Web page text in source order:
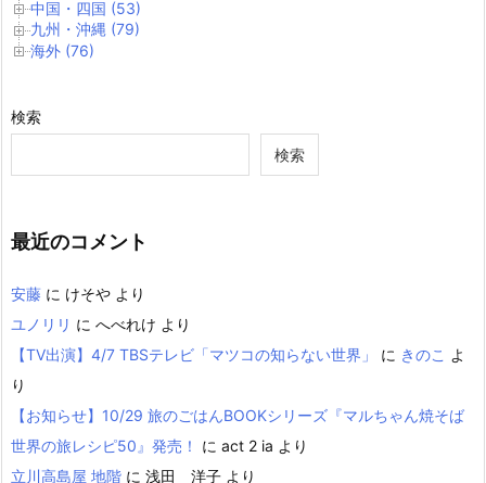
中国・四国 (53)
九州・沖縄 (79)
海外 (76)
検索
検索
最近のコメント
安藤 に けそや より
ユノリリ に へべれけ より
【TV出演】4/7 TBSテレビ「マツコの知らない世界」
に きのこ よ
り
【お知らせ】10/29 旅のごはんBOOKシリーズ『マルちゃん焼そば
世界の旅レシピ50』発売！
に act 2 ia より
立川高島屋 地階 に 浅田 洋子 より